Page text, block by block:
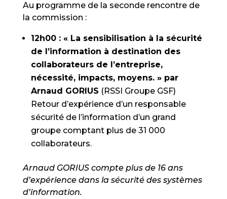
Au programme de la seconde rencontre de
la commission :
12h00 : « La sensibilisation à la sécurité
de l’information à destination des
collaborateurs de l’entreprise,
nécessité, impacts, moyens. » par
Arnaud GORIUS (RSSI Groupe GSF)
Retour d’expérience d’un responsable
sécurité de l’information d’un grand
groupe comptant plus de 31 000
collaborateurs.
Arnaud GORIUS compte plus de 16 ans
d’expérience dans la sécurité des systèmes
d’information.